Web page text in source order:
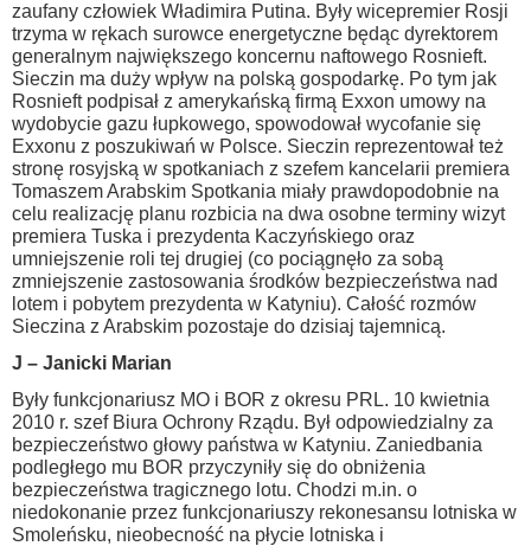
zaufany człowiek Władimira Putina. Były wicepremier Rosji
trzyma w rękach surowce energetyczne będąc dyrektorem
generalnym największego koncernu naftowego Rosnieft.
Sieczin ma duży wpływ na polską gospodarkę. Po tym jak
Rosnieft podpisał z amerykańską firmą Exxon umowy na
wydobycie gazu łupkowego, spowodował wycofanie się
Exxonu z poszukiwań w Polsce. Sieczin reprezentował też
stronę rosyjską w spotkaniach z szefem kancelarii premiera
Tomaszem Arabskim Spotkania miały prawdopodobnie na
celu realizację planu rozbicia na dwa osobne terminy wizyt
premiera Tuska i prezydenta Kaczyńskiego oraz
umniejszenie roli tej drugiej (co pociągnęło za sobą
zmniejszenie zastosowania środków bezpieczeństwa nad
lotem i pobytem prezydenta w Katyniu). Całość rozmów
Sieczina z Arabskim pozostaje do dzisiaj tajemnicą.
J – Janicki Marian
Były funkcjonariusz MO i BOR z okresu PRL. 10 kwietnia
2010 r. szef Biura Ochrony Rządu. Był odpowiedzialny za
bezpieczeństwo głowy państwa w Katyniu. Zaniedbania
podległego mu BOR przyczyniły się do obniżenia
bezpieczeństwa tragicznego lotu. Chodzi m.in. o
niedokonanie przez funkcjonariuszy rekonesansu lotniska w
Smoleńsku, nieobecność na płycie lotniska i